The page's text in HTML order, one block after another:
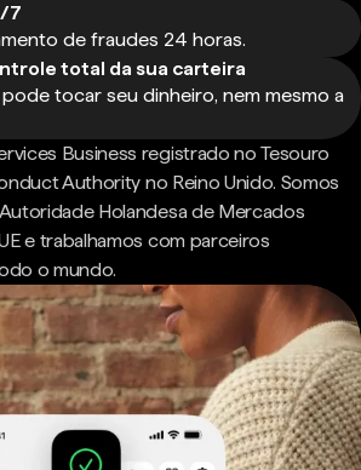
7
de fraudes 24 horas.
total da sua carteira
pode tocar seu dinheiro, nem mesmo a
Business registrado no Tesouro
Authority no Reino Unido. Somos
Holandesa de Mercados
e trabalhamos com parceiros
o mundo.